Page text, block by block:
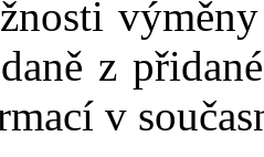
z
v